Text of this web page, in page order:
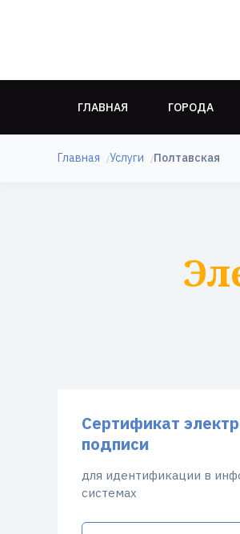
ГЛАВНАЯ ГОРОДА
Главная Услуги Полтавская
Сертификат
подписи
для идентификации в
системах